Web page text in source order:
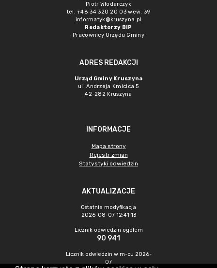
Piotr Włodarczyk
tel. +48 34 320 20 03 wew. 39
informatyk@kruszyna.pl
Redaktorzy BIP
Pracownicy Urzędu Gminy
ADRES REDAKCJI
Urząd Gminy Kruszyna
ul. Andrzeja Kmicica 5
42-282 Kruszyna
INFORMACJE
Mapa strony
Rejestr zmian
Statystyki odwiedzin
AKTUALIZACJE
Ostatnia modyfikacja
2026-08-07 12:41:13
Licznik odwiedzin ogółem
90 941
Licznik odwiedzin w m-cu 2026-
07